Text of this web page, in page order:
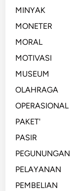
MINYAK
MONETER
MORAL
MOTIVASI
MUSEUM
OLAHRAGA
OPERASIONAL
PAKET'
PASIR
PEGUNUNGAN
PELAYANAN
PEMBELIAN